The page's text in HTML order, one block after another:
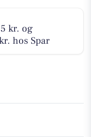
kr. og
hos Spar